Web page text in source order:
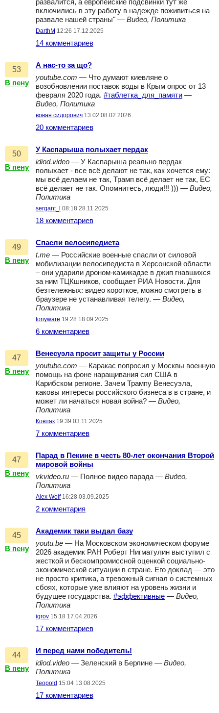
развалится, а европейские подсвинки тут же
включились в эту работу в надежде поживиться на
развале нашей страны" — Видео, Политика
DarthM 12:26 17.12.2025
14 комментариев
53
В пену
А нас-то за що?
youtube.com — Что думают киевляне о
возобновлении поставок воды в Крым опрос от 13
февраля 2020 года. #таблетка_для_памяти —
Видео, Политика
вован сидорович 13:02 08.02.2026
20 комментариев
50
В пену
У Каспарыша полыхает пердак
idiod.video — У Каспарыша реально пердак
полыхает - все всё делают не так, как хочется ему:
мы всё делаем не так, Трамп всё делает не так, ЕС
всё делает не так. Опомнитесь, люди!!! ))) — Видео,
Политика
sergant_l 08:18 28.11.2025
18 комментариев
49
В пену
Спасли велосипедиста
t.me — Российские военные спасли от силовой
мобилизации велосипедиста в Херсонской области
– они ударили дроном-камикадзе в джип гнавшихся
за ним ТЦКшников, сообщает РИА Новости. Для
безтележных: видео короткое, можно смотреть в
браузере не устанавливая телегу. — Видео,
Политика
tonyware 19:28 18.09.2025
6 комментариев
47
В пену
Венесуэла просит защиты у России
youtube.com — Каракас попросил у Москвы военную
помощь на фоне наращивания сил США в
Карибском регионе. Зачем Трампу Венесуэла,
каковы интересы российского бизнеса в в стране, и
может ли начаться новая война? — Видео,
Политика
Ковпак 19:39 03.11.2025
7 комментариев
47
В пену
Парад в Пекине в честь 80-лет окончания Второй
мировой войны
vkvideo.ru — Полное видео парада — Видео,
Политика
Alex Wolf 16:28 03.09.2025
2 комментария
45
В пену
Академик таки выдал базу
youtu.be — На Московском экономическом форуме
2026 академик РАН Роберт Нигматулин выступил с
жесткой и бескомпромиссной оценкой социально-
экономической ситуации в стране. Его доклад — это
не просто критика, а тревожный сигнал о системных
сбоях, которые уже влияют на уровень жизни и
будущее государства. #эффективные — Видео,
Политика
igrov 15:18 17.04.2026
17 комментариев
44
В пену
И перед нами победитель!
idiod.video — Зеленский в Берлине — Видео,
Политика
Teopold 15:04 13.08.2025
17 комментариев